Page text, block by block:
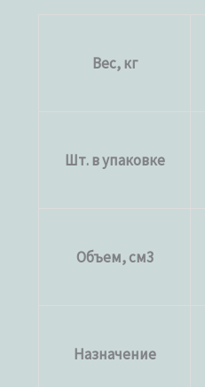
Вес, кг
Шт. в упаковке
Объем, см3
Назначение